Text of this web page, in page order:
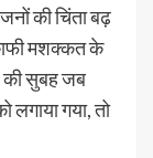
की चिंता बढ़
मशक्कत के
की सुबह जब
लगाया गया, तो